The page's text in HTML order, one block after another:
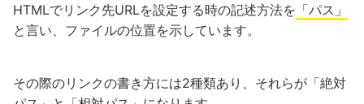
HTMLでリンク先URLを設定する時の記述方法を 「パス」
と言い、ファイルの位置を示しています。
その際のリンクの書き方には2種類あり、それらが「絶対